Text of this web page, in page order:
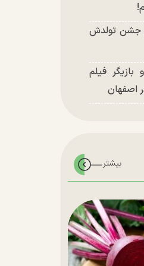
جشن تولدش
بازیگر فیلم
اصفهان